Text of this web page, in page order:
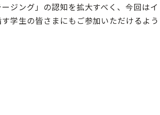
ジング」の認知を拡大すべく、今回はイ
学生の皆さまにもご参加いただけるよう